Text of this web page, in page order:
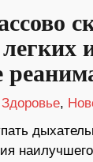
Здоровье,